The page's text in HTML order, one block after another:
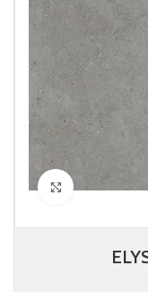
Click to enlarge